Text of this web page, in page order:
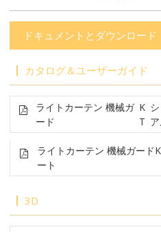
ドキュメントとダウンロード
カタログ＆ユーザーガイド
ライトカーテン 機械ガ
ード
K
T
ライトカーテン 機械ガード
ート
3D